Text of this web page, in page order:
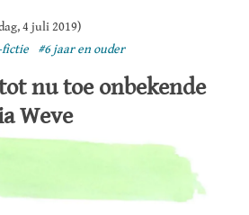
4 juli 2019)
fictie #6 jaar en ouder
nu toe onbekende
Weve